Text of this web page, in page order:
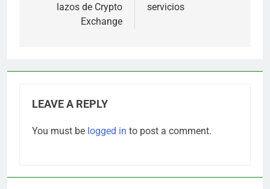
lazos de Crypto
Exchange
servicios
LEAVE A REPLY
You must be logged in to post a comment.